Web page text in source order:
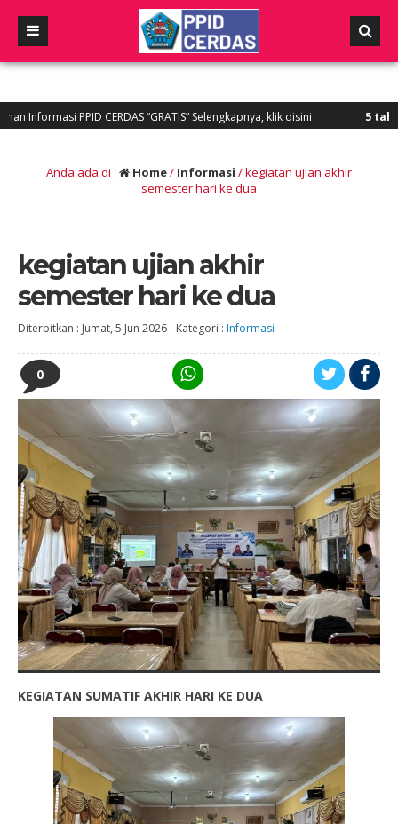
CERDAS “GRATIS” Selengkapnya, klik disini 5 tahun yang lalu
Anda ada di : Home/ Informasi /kegiatan ujian akhir
semester hari ke dua
kegiatan ujian akhir
semester hari ke dua
Diterbitkan : Jumat, 5 Jun 2026- Kategori : Informasi
0
KEGIATAN SUMATIF AKHIR HARI KE DUA